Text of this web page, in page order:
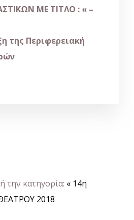
ΜΕ ΤΙΤΛΟ : « –
της Περιφερειακή
την κατηγορία: « 14η
2018